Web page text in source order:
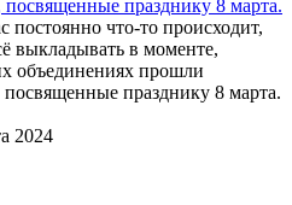
празднику 8 марта.
что-то происходит,
выкладывать в моменте,
объединениях прошли
празднику 8 марта.
2024